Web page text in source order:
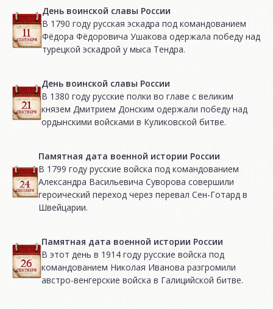
День воинской славы России
В 1790 году русская эскадра под командованием
Фёдора Фёдоровича Ушакова одержала победу над
турецкой эскадрой у мыса Тендра.
День воинской славы России
В 1380 году русские полки во главе с великим
князем Дмитрием Донским одержали победу над
ордынскими войсками в Куликовской битве.
Памятная дата военной истории России
В 1799 году русские войска под командованием
Александра Васильевича Суворова совершили
героический переход через перевал Сен-Готард в
Швейцарии.
Памятная дата военной истории России
В этот день в 1914 году русские войска под
командованием Николая Иванова разгромили
австро-венгерские войска в Галицийской битве.